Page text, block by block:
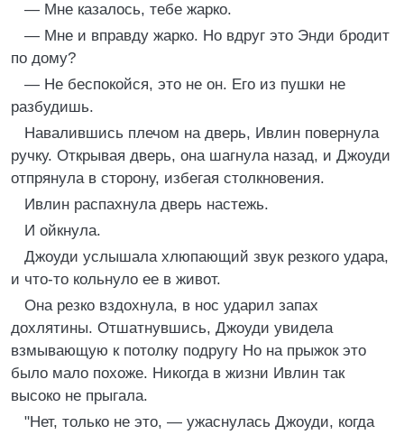
— Мне казалось, тебе жарко.
— Мне и вправду жарко. Но вдруг это Энди бродит
по дому?
— Не беспокойся, это не он. Его из пушки не
разбудишь.
Навалившись плечом на дверь, Ивлин повернула
ручку. Открывая дверь, она шагнула назад, и Джоуди
отпрянула в сторону, избегая столкновения.
Ивлин распахнула дверь настежь.
И ойкнула.
Джоуди услышала хлюпающий звук резкого удара,
и что-то кольнуло ее в живот.
Она резко вздохнула, в нос ударил запах
дохлятины. Отшатнувшись, Джоуди увидела
взмывающую к потолку подругу Но на прыжок это
было мало похоже. Никогда в жизни Ивлин так
высоко не прыгала.
"Нет, только не это, — ужаснулась Джоуди, когда